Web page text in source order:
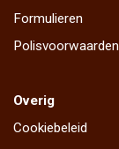
Formulieren
Polisvoorwaarden
Overig
Cookiebeleid